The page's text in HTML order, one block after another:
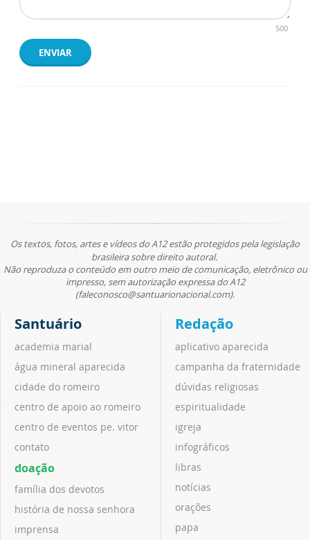
500
ENVIAR
Os textos, fotos, artes e vídeos do A12 estão protegidos pela legislação
brasileira sobre direito autoral.
Não reproduza o conteúdo em outro meio de comunicação, eletrônico ou
impresso, sem autorização expressa do A12
(faleconosco@santuarionacional.com).
Santuário
academia marial
água mineral aparecida
cidade do romeiro
centro de apoio ao romeiro
centro de eventos pe. vitor
contato
doação
família dos devotos
história de nossa senhora
imprensa
Redação
aplicativo aparecida
campanha da fraternidade
dúvidas religiosas
espiritualidade
igreja
infográficos
libras
notícias
orações
papa